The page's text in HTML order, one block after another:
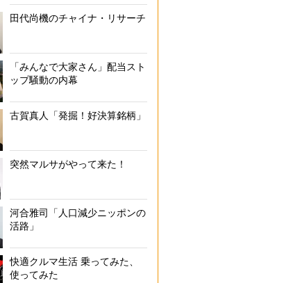
田代尚機のチャイナ・リサーチ
「みんなで大家さん」配当スト
ップ騒動の内幕
古賀真人「発掘！好決算銘柄」
突然マルサがやって来た！
河合雅司「人口減少ニッポンの
活路」
快適クルマ生活 乗ってみた、
使ってみた